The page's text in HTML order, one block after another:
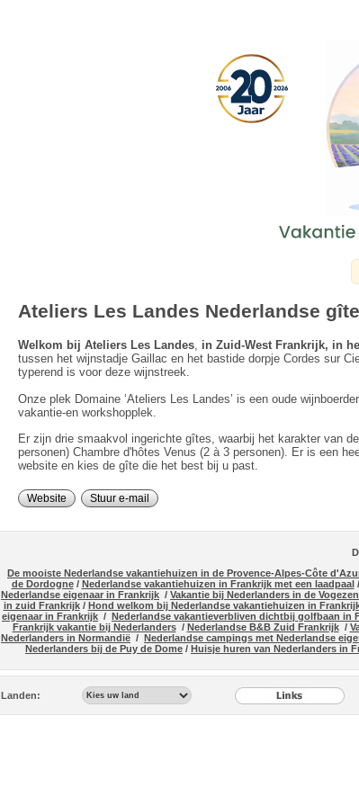
Ateliers Les Landes Nederlandse
Welkom bij Ateliers Les Landes, in Zuid-West Frankrijk, in
tussen het wijnstadje Gaillac en het bastide dorpje Cordes sur
typerend is voor deze wijnstreek.
Onze plek Domaine ‘Ateliers Les Landes’ is een oude
vakantie-en workshopplek.
Er zijn drie smaakvol ingerichte gîtes, waarbij het karakter van
personen) Chambre d'hôtes Venus (2 à 3 personen). Er is een
website en kies de gîte die het best bij u past.
Website Stuur e-mail
De mooiste Nederlandse vakantiehuizen in de Provence-Alpes-Côte
de Dordogne/ Nederlandse vakantiehuizen in Frankrijk met een laadpaal/
Nederlandse eigenaar in Frankrijk / Vakantie bij Nederlanders in de Vogezen
in zuid Frankrijk/ Hond welkom bij Nederlandse vakantiehuizen in
eigenaar in Frankrijk / Nederlandse vakantieverbliven dichtbij golfbaan in
Frankrijk vakantie bij Nederlanders/ Nederlandse B&B Zuid Frankrijk/
Nederlanders in Normandië / Nederlandse campings met Nederlandse
Nederlanders bij de Puy de Dome / Huisje huren van Nederlanders in
Landen: